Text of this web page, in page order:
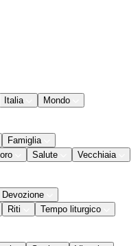
Italia
Mondo
Famiglia
Salute
Vecchiaia
Devozione
Riti
Tempo liturgico